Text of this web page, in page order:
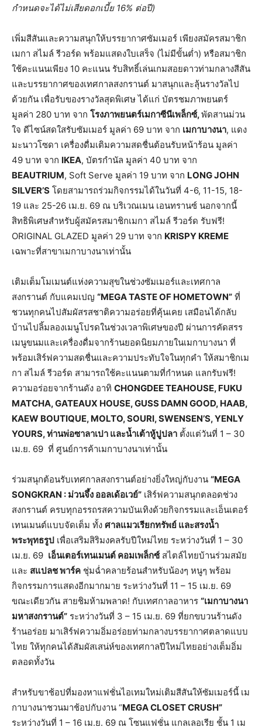
กำหนดจะได้ไม่เสียดอกเบี้ย 16% ต่อปี)
เพิ่มสีสันและความสนุกให้บรรยากาศซัมเมอร์ เพียงสมัครสมาชิก
เมกา สไมล์ รีวอร์ด พร้อมแสดงใบเสร็จ (ไม่มีขั้นต่ำ) หรือสมาชิก
ใช้คะแนนเพียง 10 คะแนน รับสิทธิ์เล่นเกมสอยดาวท่ามกลางสีสัน
และบรรยากาศของเทศกาลสงกรานต์ มาสนุกและลุ้นรางวัลไป
ด้วยกัน เพื่อรับของรางวัลสุดพิเศษ ได้แก่ บัตรชมภาพยนตร์
มูลค่า 280 บาท จาก โรงภาพยนตร์เมกาซีนีเพล็กซ์,พัดสานม่วน
ใจ ดีไซน์สดใสรับซัมเมอร์ มูลค่า 69 บาท จาก เมกาบางนา, แดง
มะนาวโซดา เครื่องดื่มเติมความสดชื่นต้อนรับหน้าร้อน มูลค่า
49 บาท จาก IKEA, บัตรกำนัล มูลค่า 40 บาท จาก
BEAUTRIUM, Soft Serve มูลค่า 19 บาท จาก LONG JOHN
SILVER’S โดยสามารถร่วมกิจกรรมได้ในวันที่ 4-6, 11-15, 18-
19 และ 25-26 เม.ย. 69 ณ บริเวณเมน เอนทรานซ์ นอกจากนี้
สิทธิพิเศษสำหรับผู้สมัครสมาชิกเมกา สไมล์ รีวอร์ด รับฟรี!
ORIGINAL GLAZED มูลค่า 29 บาท จาก KRISPY KREME
เฉพาะที่สาขาเมกาบางนาเท่านั้น
เติมเต็มโมเมนต์แห่งความสุขในช่วงซัมเมอร์และเทศกาล
สงกรานต์ กับแคมเปญ “MEGA TASTE OF HOMETOWN” ที่
ชวนทุกคนไปสัมผัสรสชาติความอร่อยที่คุ้นเคย เสมือนได้กลับ
บ้านไปลิ้มลองเมนูโปรดในช่วงเวลาพิเศษของปี ผ่านการคัดสรร
เมนูขนมและเครื่องดื่มจากร้านยอดนิยมภายในเมกาบางนา ที่
พร้อมเสิร์ฟความสดชื่นและความประทับใจในทุกคำ ให้สมาชิกเม
กา สไมล์ รีวอร์ด สามารถใช้คะแนนตามที่กำหนด แลกรับฟรี!
ความอร่อยจากร้านดัง อาทิ CHONGDEE TEAHOUSE, FUKU
MATCHA, GATEAUX HOUSE, GUSS DAMN GOOD, HAAB,
KAEW BOUTIQUE, MOLTO, SOURI, SWENSEN’S, YENLY
YOURS, ท่านพ่อซาลาเปา และน้ำเต้าหู้ปูปลา ตั้งแต่วันที่ 1 – 30
เม.ย. 69 ที่ ศูนย์การค้าเมกาบางนาเท่านั้น
ร่วมสนุกต้อนรับเทศกาลสงกรานต์อย่างยิ่งใหญ่กับงาน “MEGA
SONGKRAN : ม่วนจึ้ง ออลเด้อเวย์” เสิร์ฟความสนุกตลอดช่วง
สงกรานต์ ครบทุกอรรถรสความบันเทิงด้วยกิจกรรมและเอ็นเตอร์
เทนเมนต์แบบจัดเต็ม ทั้ง ศาลแมวเรียกทรัพย์ และสรงน้ำ
พระพุทธรูป เพื่อเสริมสิริมงคลรับปีใหม่ไทย ระหว่างวันที่ 1 – 30
เม.ย. 69 เอ็นเตอร์เทนเมนต์ คอมเพล็กซ์สไตล์ไทยบ้านร่วมสมัย
และ สแปลช พาร์ค ชุ่มฉ่ำคลายร้อนสำหรับน้องๆ หนูๆ พร้อม
กิจกรรมการแสดงอีกมากมาย ระหว่างวันที่ 11 – 15 เม.ย. 69
ขณะเดียวกัน สายชิมห้ามพลาด! กับเทศกาลอาหาร “เมกาบางนา
มหาสงกรานต์” ระหว่างวันที่ 3 – 15 เม.ย. 69 ที่ยกขบวนร้านดัง
ร้านอร่อย มาเสิร์ฟความอิ่มอร่อยท่ามกลางบรรยากาศตลาดแบบ
ไทย ให้ทุกคนได้สัมผัสเสน่ห์ของเทศกาลปีใหม่ไทยอย่างเต็มอิ่ม
ตลอดทั้งวัน
สำหรับขาช้อปที่มองหาแฟชั่นไอเทมใหม่เติมสีสันให้ซัมเมอร์นี้ เม
กาบางนาชวนมาช้อปกับงาน “MEGA CLOSET CRUSH”
ระหว่างวันที่ 1 – 16 เม.ย. 69 ณ โซนแฟชั่น แกลเลอเรีย ชั้น 1 เม